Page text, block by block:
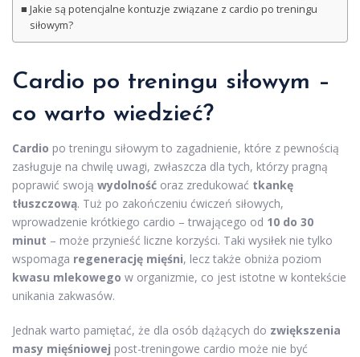
Jakie są potencjalne kontuzje związane z cardio po treningu
siłowym?
Cardio po treningu siłowym –
co warto wiedzieć?
Cardio po treningu siłowym to zagadnienie, które z pewnością
zasługuje na chwilę uwagi, zwłaszcza dla tych, którzy pragną
poprawić swoją wydolność oraz zredukować tkankę
tłuszczową. Tuż po zakończeniu ćwiczeń siłowych,
wprowadzenie krótkiego cardio – trwającego od 10 do 30
minut – może przynieść liczne korzyści. Taki wysiłek nie tylko
wspomaga regenerację mięśni, lecz także obniża poziom
kwasu mlekowego w organizmie, co jest istotne w kontekście
unikania zakwasów.
Jednak warto pamiętać, że dla osób dążących do zwiększenia
masy mięśniowej post-treningowe cardio może nie być